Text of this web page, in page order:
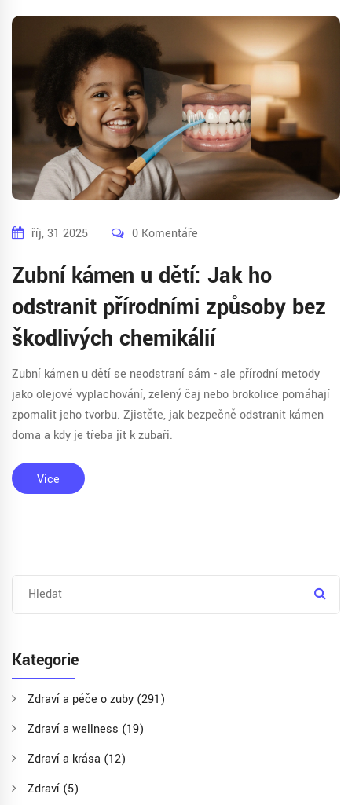
říj, 31 2025 0 Komentáře
Zubní kámen u dětí: Jak ho
odstranit přírodními způsoby bez
škodlivých chemikálií
Zubní kámen u dětí se neodstraní sám - ale přírodní metody
jako olejové vyplachování, zelený čaj nebo brokolice pomáhají
zpomalit jeho tvorbu. Zjistěte, jak bezpečně odstranit kámen
doma a kdy je třeba jít k zubaři.
Více
Kategorie
Zdraví a péče o zuby (291)
Zdraví a wellness (19)
Zdraví a krása (12)
Zdraví (5)